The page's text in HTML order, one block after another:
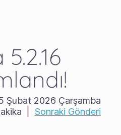
Şubat 2026 Çarşamba
Sonraki Gönderi